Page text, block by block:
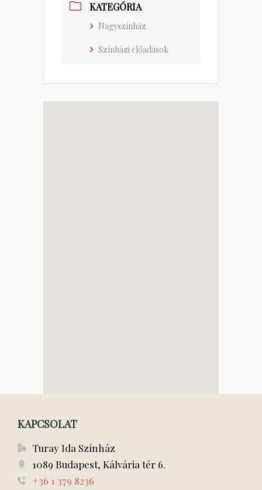
KATEGÓRIA
Nagyszínház
Színházi előadások
KAPCSOLAT
Turay Ida Színház
1089 Budapest, Kálvária tér 6.
+36 1 379 8236